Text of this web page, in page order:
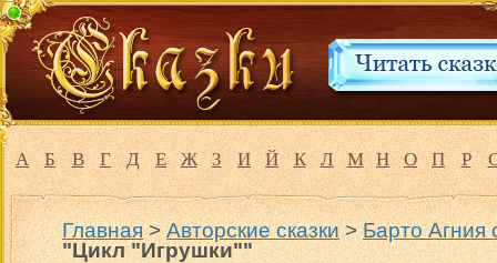
А Б В Г Д Е Ж З И Й К Л М Н О П Р
Главная>Авторские сказки>Барто Агния
"Цикл "Игрушки""